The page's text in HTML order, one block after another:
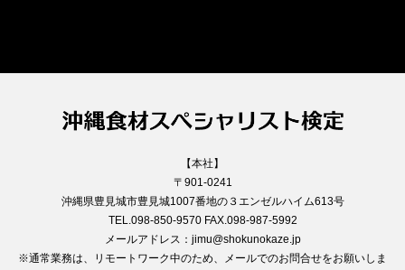
【本社】
〒901-0241
沖縄県豊見城市豊見城1007番地の３エンゼルハイム613号
TEL.098-850-9570 FAX.098-987-5992
メールアドレス：jimu@shokunokaze.jp
※通常業務は、リモートワーク中のため、メールでのお問合せをお願いしま